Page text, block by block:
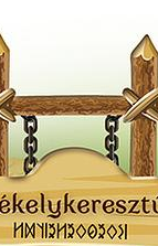
de biciclete